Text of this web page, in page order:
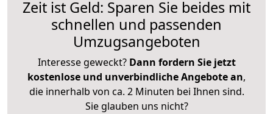
Zeit ist Geld: Sparen Sie beides mit
schnellen und passenden
Umzugsangeboten
Interesse geweckt? Dann fordern Sie jetzt
kostenlose und unverbindliche Angebote an,
die innerhalb von ca. 2 Minuten bei Ihnen sind.
Sie glauben uns nicht?